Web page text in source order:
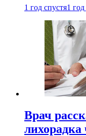
1 год спустя1
Врач